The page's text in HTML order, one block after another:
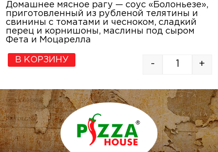
Домашнее мясное рагу — соус «Болоньезе»,
приготовленный из рубленой телятины и
свинины с томатами и чесноком, сладкий
перец и корнишоны, маслины под сыром
Фета и Моцарелла
- +
В КОРЗИНУ